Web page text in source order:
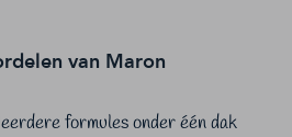
van Maron
formules onder één dak